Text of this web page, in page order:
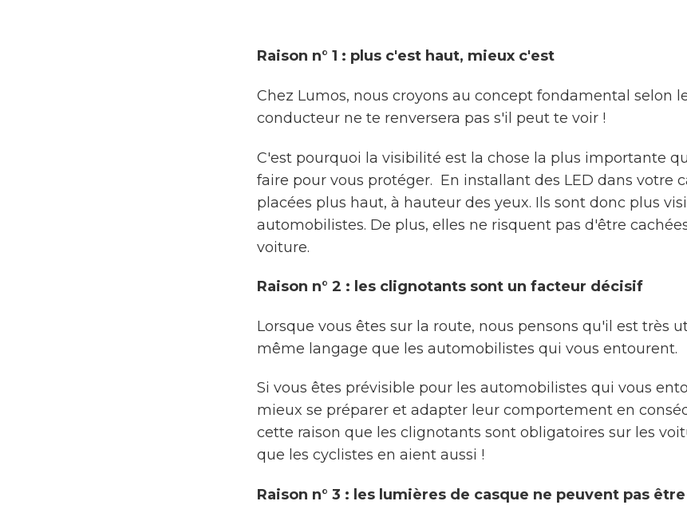
Raison n° 1 : plus c'est haut, mieux c'est
Chez Lumos, nous croyons au concept fondamental selon
conducteur ne te renversera pas s'il peut te voir !
C'est pourquoi la visibilité est la chose la plus importante
faire pour vous protéger. En installant des LED dans votre
placées plus haut, à hauteur des yeux. Ils sont donc plus
automobilistes. De plus, elles ne risquent pas d'être
voiture.
Raison n° 2 : les clignotants sont un facteur décisif
Lorsque vous êtes sur la route, nous pensons qu'il est très
même langage que les automobilistes qui vous entourent.
Si vous êtes prévisible pour les automobilistes qui vous
mieux se préparer et adapter leur comportement en
cette raison que les clignotants sont obligatoires sur les
que les cyclistes en aient aussi !
Raison n° 3 : les lumières de casque ne peuvent pas